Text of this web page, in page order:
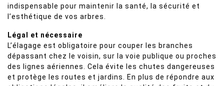
indispensable pour maintenir la santé, la sécurité et
l’esthétique de vos arbres.
Légal et nécessaire
L’élagage est obligatoire pour couper les branches
dépassant chez le voisin, sur la voie publique ou proches
des lignes aériennes. Cela évite les chutes dangereuses
et protège les routes et jardins. En plus de répondre aux